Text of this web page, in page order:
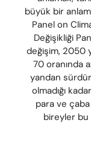
büyük bir
Panel on
Değişikliği
değişim, 2050
70 oranında
yandan
olmadığı
para ve
bireyler bu